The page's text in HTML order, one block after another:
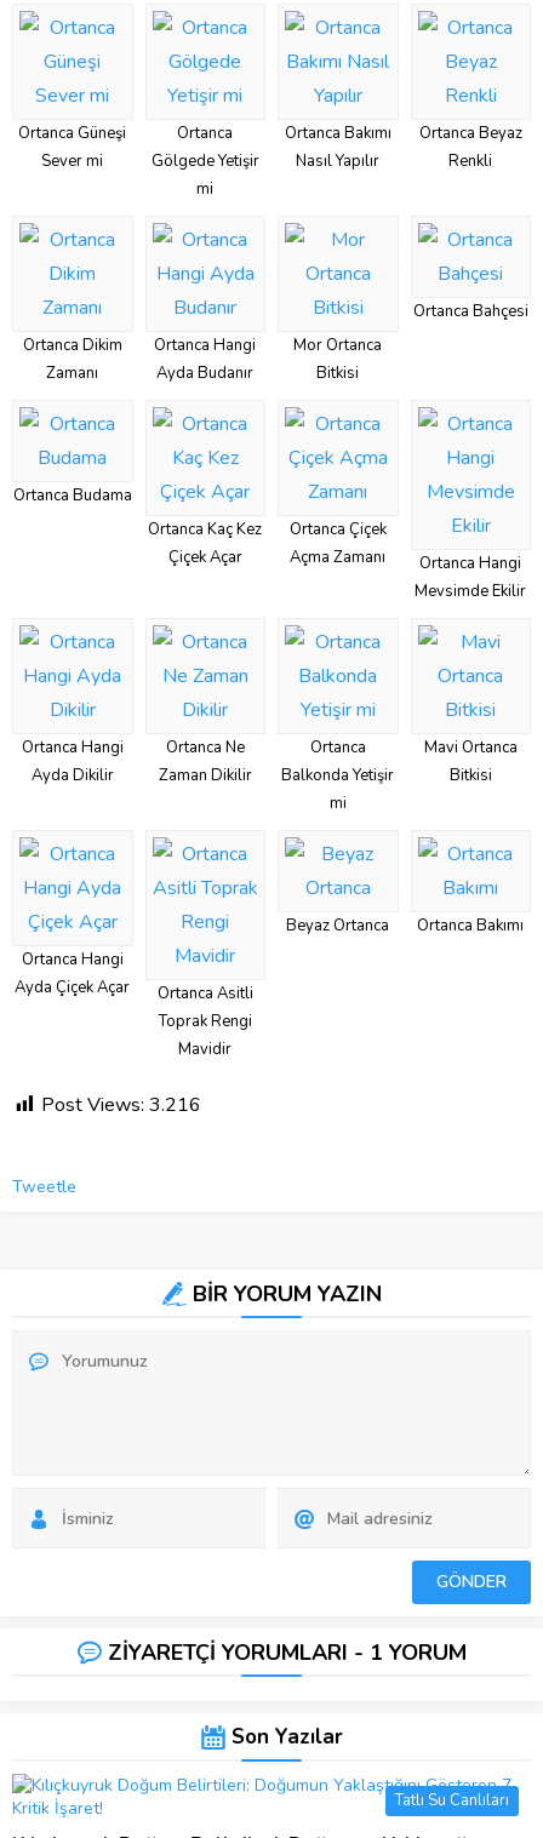
Ortanca Güneşi
Sever mi
Ortanca
Gölgede Yetişir
mi
Ortanca Bakımı
Nasıl Yapılır
Ortanca Beyaz
Renkli
Ortanca Dikim
Zamanı
Ortanca Hangi
Ayda Budanır
Mor Ortanca
Bitkisi
Ortanca Bahçesi
Ortanca Budama
Ortanca Kaç Kez
Çiçek Açar
Ortanca Çiçek
Açma Zamanı
Ortanca Hangi
Mevsimde Ekilir
Ortanca Hangi
Ayda Dikilir
Ortanca Ne
Zaman Dikilir
Ortanca
Balkonda Yetişir
mi
Mavi Ortanca
Bitkisi
Ortanca Hangi
Ayda Çiçek Açar
Ortanca Asitli
Toprak Rengi
Mavidir
Beyaz Ortanca Ortanca Bakımı
Post Views: 3.216
Tweetle
BİR YORUM YAZIN
ZİYARETÇİ YORUMLARI - 1 YORUM
Son Yazılar
Tatlı Su Canlıları